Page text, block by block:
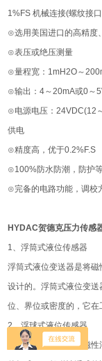
1%FS 机械连接(螺纹接
⊙选用美国进口的高精度
⊙表压或绝压测量
⊙量程宽：1mH2O～
⊙输出：4～20mA或0～
⊙电源电压：24VDC(12
供电
⊙精度高，优于0.2%F.S
⊙100%防水防潮，防护
⊙完备的电路功能，调校
HYDAC贺德克压力传感
1、浮筒式液位传感器
浮筒式液位变送器是将
设计的。浮筒式液位变
位、界位或密度的，它在
2、浮球式液位传感器
浮球式液位变送器由磁